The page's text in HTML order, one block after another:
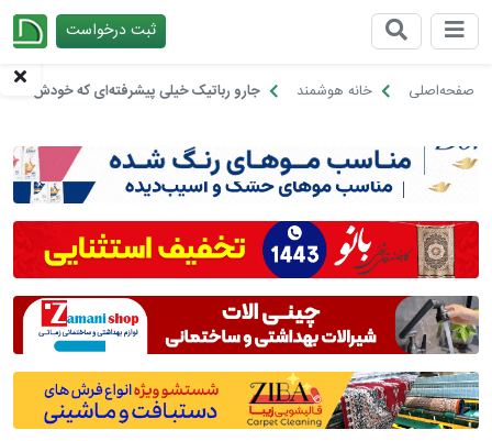
ثبت درخواست
صفحه‌اصلی خانه هوشمند جارو رباتیک خیلی پیشرفته‌ای که خودش خانه